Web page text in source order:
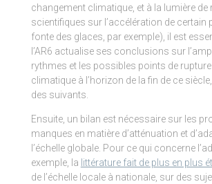
changement climatique, et à la lumière de
scientifiques sur l’accélération de certain
fonte des glaces, par exemple), il est
l’AR6 actualise ses conclusions sur
rythmes et les possibles points de
climatique à l’horizon de la fin de ce
des suivants.
Ensuite, un bilan est nécessaire sur les
manques en matière d’atténuation et
l’échelle globale. Pour ce qui concerne
exemple, la littérature fait de plus en plus
de l’échelle locale à nationale, sur des